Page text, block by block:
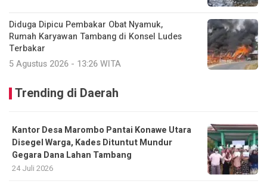
Diduga Dipicu Pembakar Obat Nyamuk,
Rumah Karyawan Tambang di Konsel Ludes
Terbakar
5 Agustus 2026 - 13:26 WITA
Trending di Daerah
Kantor Desa Marombo Pantai Konawe Utara
Disegel Warga, Kades Dituntut Mundur
Gegara Dana Lahan Tambang
24 Juli 2026